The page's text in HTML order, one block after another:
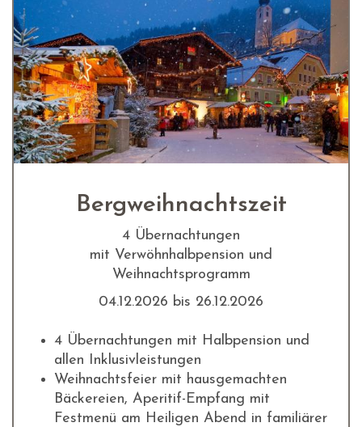
Bergweihnachtszeit
4 Übernachtungen
mit Verwöhnhalbpension und
Weihnachtsprogramm
04.12.2026 bis 26.12.2026
4 Übernachtungen mit Halbpension und
allen Inklusivleistungen
Weihnachtsfeier mit hausgemachten
Bäckereien, Aperitif-Empfang mit
Festmenü am Heiligen Abend in familiärer